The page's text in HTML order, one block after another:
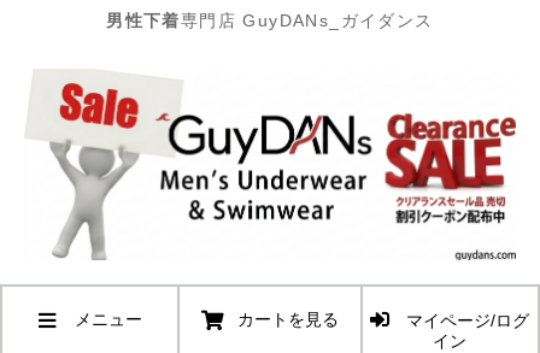
男性下着専門店 GuyDANs_ガイダンス
メニュー カートを見る
マイページ/ログ
イン